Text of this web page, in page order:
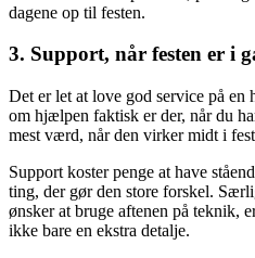
dagene op til festen.
3. Support, når festen er i
Det er let at love god service på en
om hjælpen faktisk er der, når du
mest værd, når den virker midt i
Support koster penge at have
ting, der gør den store forskel.
ønsker at bruge aftenen på teknik,
ikke bare en ekstra detalje.